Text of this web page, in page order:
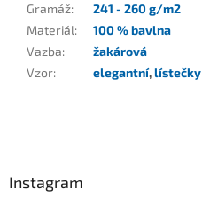
Gramáž:
241 - 260 g/m2
Materiál:
100 % bavlna
Vazba:
žakárová
Vzor: elegantní,lístečky
Instagram